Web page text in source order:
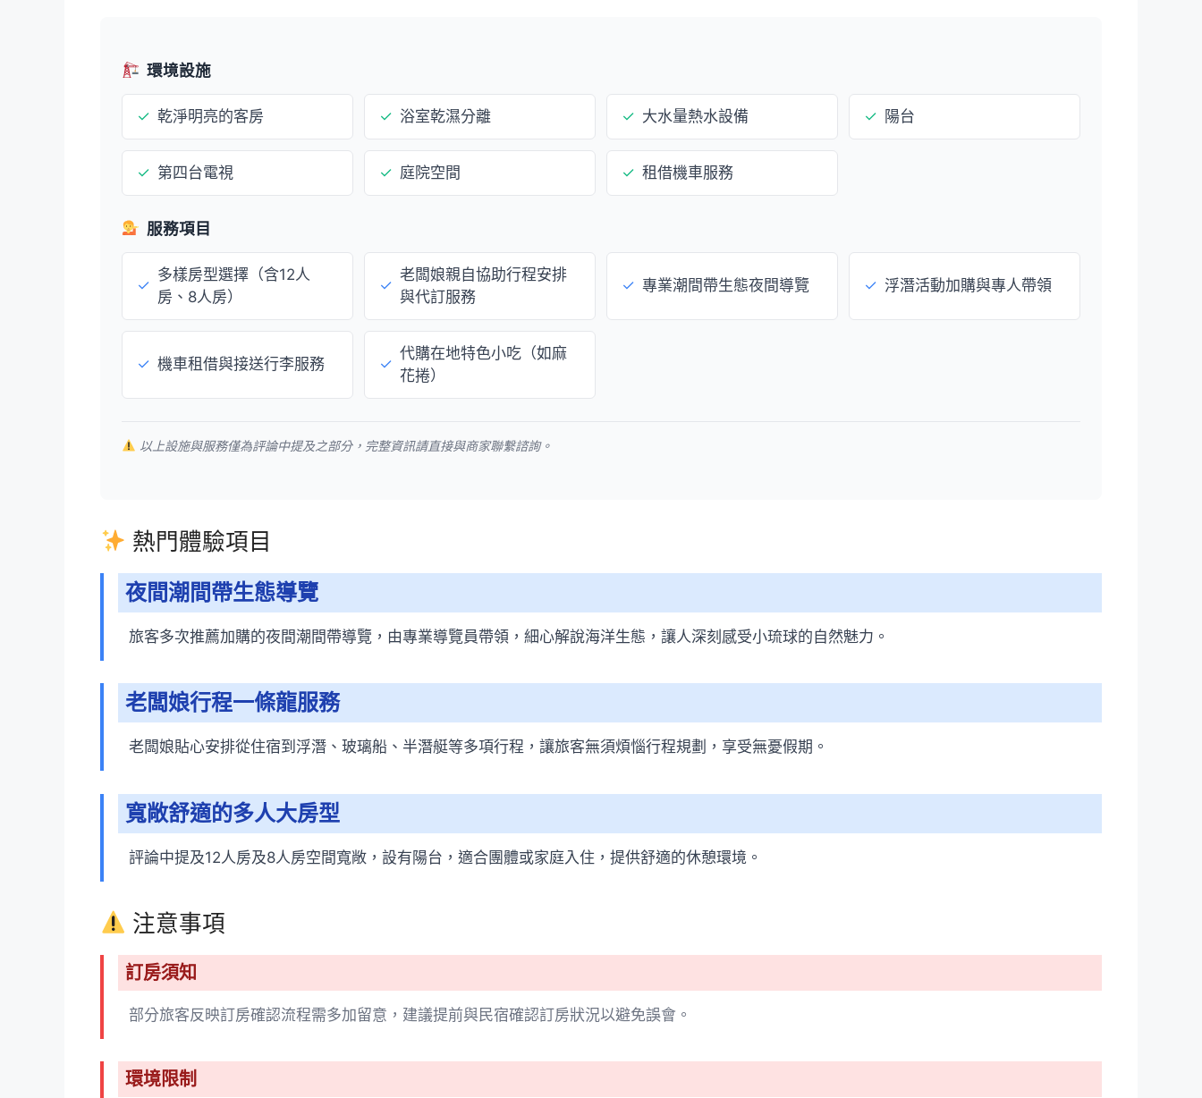
環境設施
✓ 乾淨明亮的客房 ✓ 浴室乾濕分離 ✓ 大水量熱水設備 ✓ 陽台
✓ 第四台電視 ✓ 庭院空間 ✓ 租借機車服務
服務項目
✓
多樣房型選擇（含12人
房、8人房）
✓
老闆娘親自協助行程安排
與代訂服務
✓ 專業潮間帶生態夜間導覽 ✓ 浮潛活動加購與專人帶領
✓ 機車租借與接送行李服務 ✓
代購在地特色小吃（如麻
花捲）
以上設施與服務僅為評論中提及之部分，完整資訊請直接與商家聯繫諮詢。
熱門體驗項目
夜間潮間帶生態導覽
旅客多次推薦加購的夜間潮間帶導覽，由專業導覽員帶領，細心解說海洋生態，讓人深刻感受小琉球的自然魅力。
老闆娘行程一條龍服務
老闆娘貼心安排從住宿到浮潛、玻璃船、半潛艇等多項行程，讓旅客無須煩惱行程規劃，享受無憂假期。
寬敞舒適的多人大房型
評論中提及12人房及8人房空間寬敞，設有陽台，適合團體或家庭入住，提供舒適的休憩環境。
注意事項
訂房須知
部分旅客反映訂房確認流程需多加留意，建議提前與民宿確認訂房狀況以避免誤會。
環境限制